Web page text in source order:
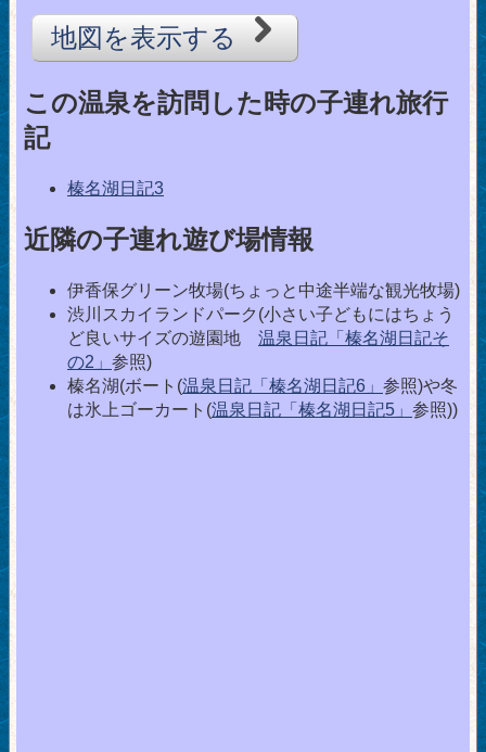
地図を表示する
この温泉を訪問した時の子連れ旅行
記
榛名湖日記3
近隣の子連れ遊び場情報
伊香保グリーン牧場(ちょっと中途半端な観光牧場)
渋川スカイランドパーク(小さい子どもにはちょう
ど良いサイズの遊園地 温泉日記「榛名湖日記そ
の2」 参照)
榛名湖(ボート(温泉日記「榛名湖日記6」 参照)や冬
は氷上ゴーカート(温泉日記「榛名湖日記5」 参照))